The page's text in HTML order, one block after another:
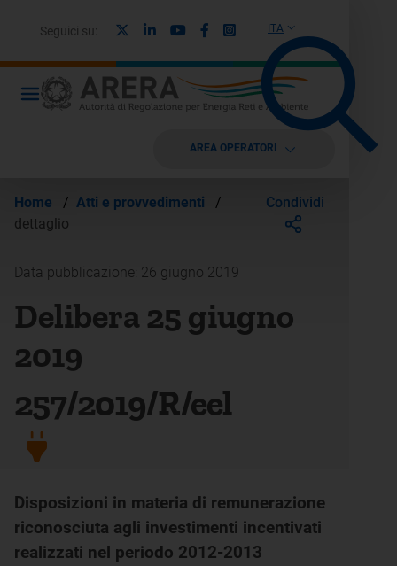
ITA
Seguici su: LinkedinYoutubeFacebook
Instagram
AREA OPERATORI
Home / Atti e provvedimenti
/
dettaglio
Condividi
Data pubblicazione: 26 giugno 2019
Delibera 25 giugno
2019
257/2019/R/eel
Disposizioni in materia di remunerazione
riconosciuta agli investimenti incentivati
realizzati nel periodo 2012-2013